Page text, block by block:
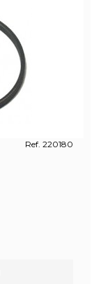
Ref. 220180